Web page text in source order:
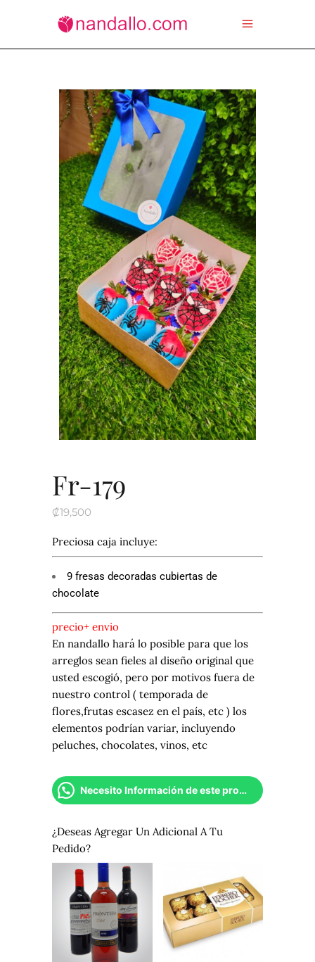
Fr-179
₡19,500
Preciosa caja incluye:
9 fresas decoradas cubiertas de
chocolate
precio+ envio
En nandallo hará lo posible para que los
arreglos sean fieles al diseño original que
usted escogió, pero por motivos fuera de
nuestro control ( temporada de
flores,frutas escasez en el país, etc ) los
elementos podrían variar, incluyendo
peluches, chocolates, vinos, etc
Necesito Información de este producto
¿Deseas Agregar Un Adicional A Tu
Pedido?